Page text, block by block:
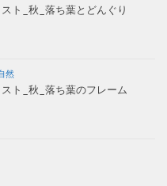
ト_秋_落ち葉とどんぐり
然
ト_秋_落ち葉のフレーム